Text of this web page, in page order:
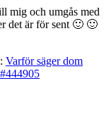
mig och umgås med
det är för sent 🙂 🙂
Varför säger dom
#444905